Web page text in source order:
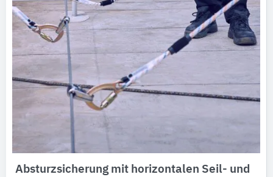
Absturzsicherung mit horizontalen Seil- und